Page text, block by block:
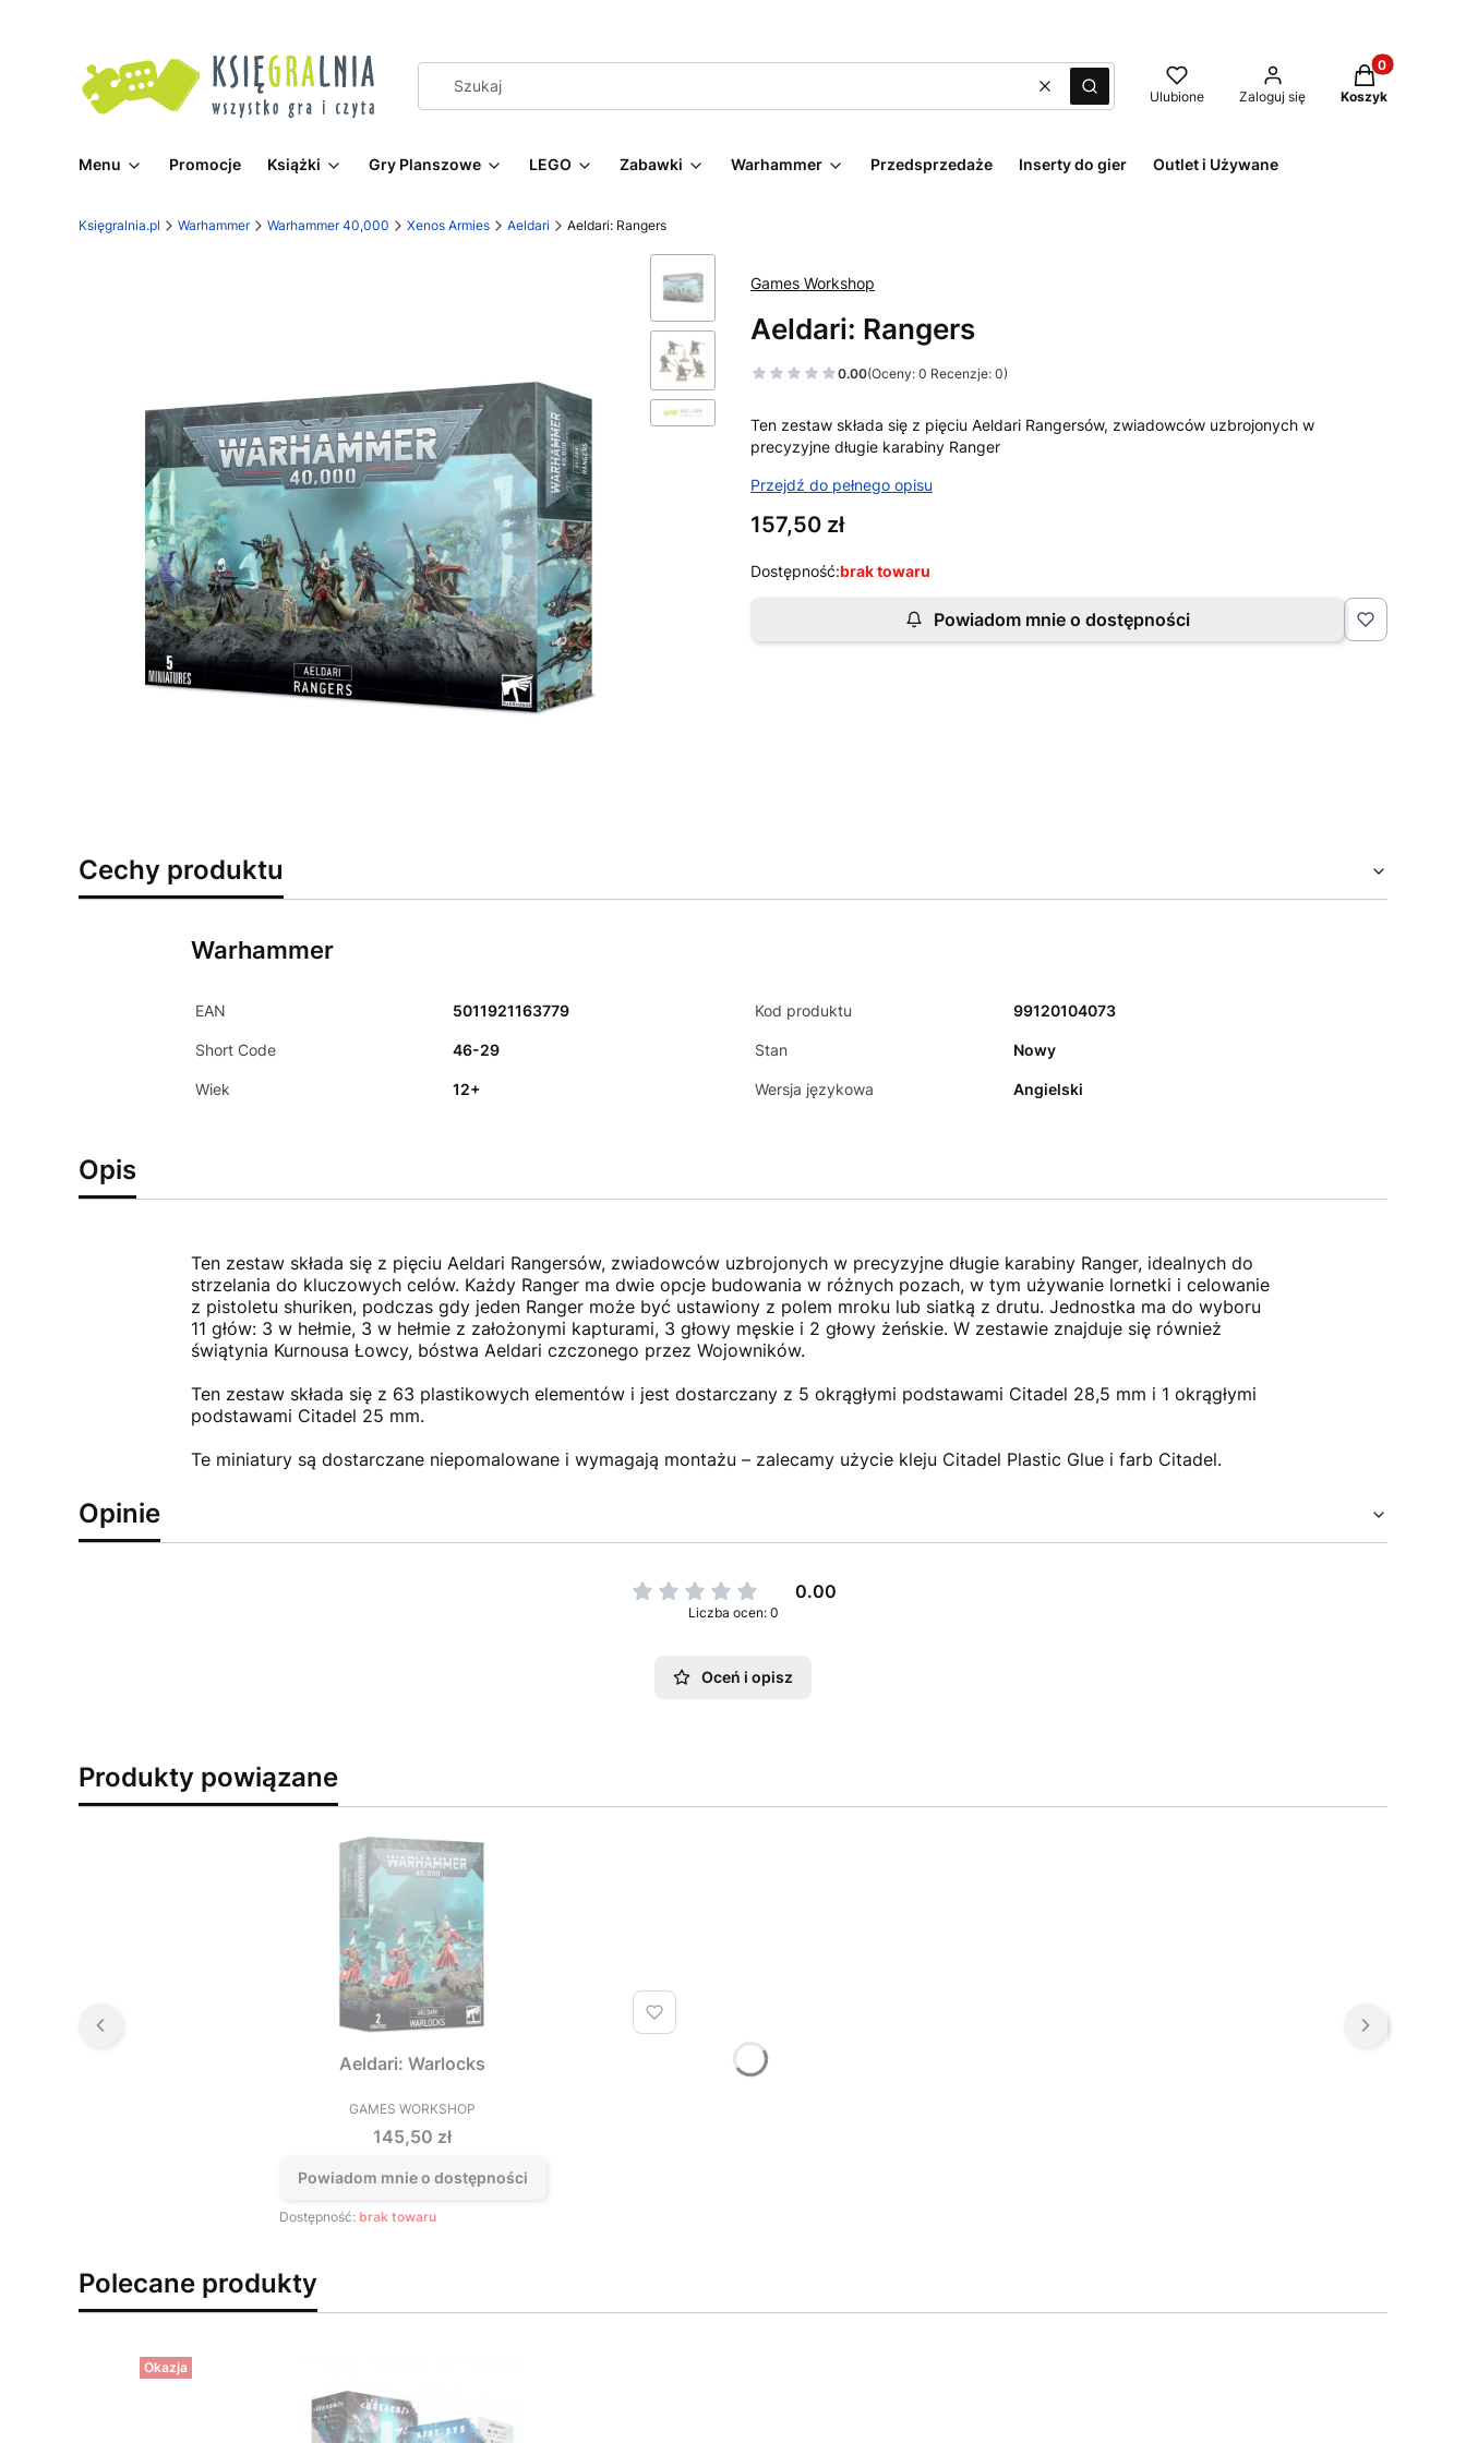
WyczyśćSzukaj Ulubione Zaloguj się
Produkty w
Koszyk
Menu Promocje Książki Gry Planszowe LEGO Zabawki Warhammer Przedsprzedaże Inserty do gier Outlet i Używane
Księgralnia.pl Warhammer Warhammer 40,000 Xenos Armies Aeldari Aeldari: Rangers
Games Workshop
Aeldari: Rangers
0.00(Oceny: 0 Recenzje: 0)
Ten zestaw składa się z pięciu Aeldari Rangersów, zwiadowców uzbrojonych w
precyzyjne długie karabiny Ranger
Przejdź do pełnego opisu
Cena
157,50 zł
Dostępność:brak towaru
Powiadom mnie o dostępności
Cechy produktu
Warhammer
EAN 5011921163779 Kod produktu 99120104073
Short Code 46-29 Stan Nowy
Wiek 12+ Wersja językowa Angielski
Opis
Ten zestaw składa się z pięciu Aeldari Rangersów, zwiadowców uzbrojonych w precyzyjne długie karabiny Ranger, idealnych do
strzelania do kluczowych celów. Każdy Ranger ma dwie opcje budowania w różnych pozach, w tym używanie lornetki i celowanie
z pistoletu shuriken, podczas gdy jeden Ranger może być ustawiony z polem mroku lub siatką z drutu. Jednostka ma do wyboru
11 głów: 3 w hełmie, 3 w hełmie z założonymi kapturami, 3 głowy męskie i 2 głowy żeńskie. W zestawie znajduje się również
świątynia Kurnousa Łowcy, bóstwa Aeldari czczonego przez Wojowników.
Ten zestaw składa się z 63 plastikowych elementów i jest dostarczany z 5 okrągłymi podstawami Citadel 28,5 mm i 1 okrągłymi
podstawami Citadel 25 mm.
Te miniatury są dostarczane niepomalowane i wymagają montażu – zalecamy użycie kleju Citadel Plastic Glue i farb Citadel.
Opinie
0.00
Liczba ocen: 0
Oceń i opisz
Produkty powiązane
Aeldari: Warlocks
PRODUCENT
GAMES WORKSHOP
Cena
145,50 zł
Powiadom mnie o dostępności
Dostępność: brak towaru
Polecane produkty
Okazja